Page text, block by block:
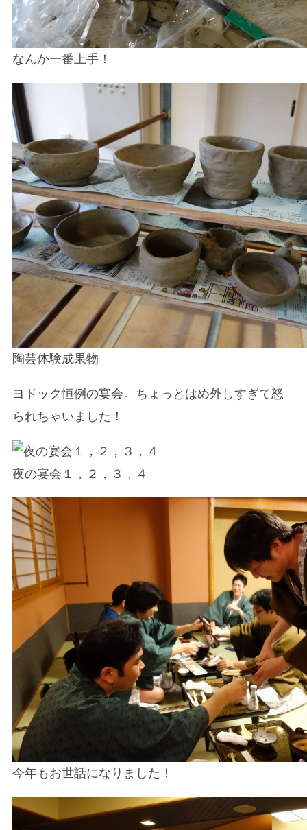
なんか一番上手！
陶芸体験成果物
ヨドック恒例の宴会。ちょっとはめ外しすぎて怒
られちゃいました！
夜の宴会１，２，３，４
今年もお世話になりました！